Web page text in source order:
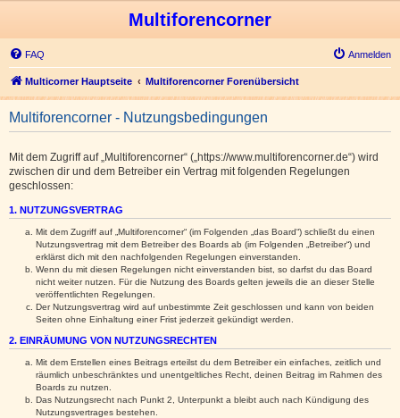
Multiforencorner
FAQ Anmelden
Multicorner Hauptseite Multiforencorner Forenübersicht
Multiforencorner - Nutzungsbedingungen
Mit dem Zugriff auf „Multiforencorner“ („https://www.multiforencorner.de“) wird
zwischen dir und dem Betreiber ein Vertrag mit folgenden Regelungen
geschlossen:
1. NUTZUNGSVERTRAG
Mit dem Zugriff auf „Multiforencorner“ (im Folgenden „das Board“) schließt du einen
Nutzungsvertrag mit dem Betreiber des Boards ab (im Folgenden „Betreiber“) und
erklärst dich mit den nachfolgenden Regelungen einverstanden.
Wenn du mit diesen Regelungen nicht einverstanden bist, so darfst du das Board
nicht weiter nutzen. Für die Nutzung des Boards gelten jeweils die an dieser Stelle
veröffentlichten Regelungen.
Der Nutzungsvertrag wird auf unbestimmte Zeit geschlossen und kann von beiden
Seiten ohne Einhaltung einer Frist jederzeit gekündigt werden.
2. EINRÄUMUNG VON NUTZUNGSRECHTEN
Mit dem Erstellen eines Beitrags erteilst du dem Betreiber ein einfaches, zeitlich und
räumlich unbeschränktes und unentgeltliches Recht, deinen Beitrag im Rahmen des
Boards zu nutzen.
Das Nutzungsrecht nach Punkt 2, Unterpunkt a bleibt auch nach Kündigung des
Nutzungsvertrages bestehen.